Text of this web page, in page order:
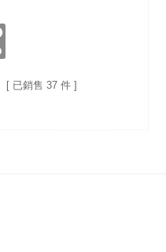
[ 已銷售 37 件 ]